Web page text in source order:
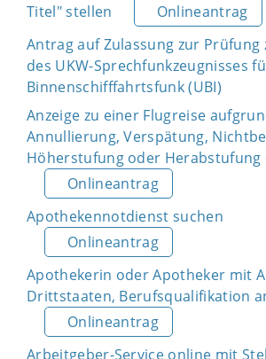
Titel" stellen
Onlineantrag
Antrag auf Zulassung zur Prüfung
des UKW-Sprechfunkzeugnisses
Binnenschifffahrtsfunk (UBI)
Anzeige zu einer Flugreise
Annullierung, Verspätung,
Höherstufung oder Herabstufung
Onlineantrag
Apothekennotdienst suchen
Onlineantrag
Apothekerin oder Apotheker mit
Drittstaaten, Berufsqualifikation
Onlineantrag
Arbeitgeber-Service online mit